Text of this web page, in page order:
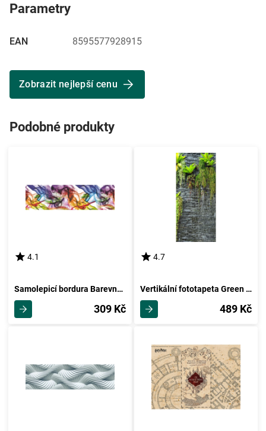
Parametry
EAN 8595577928915
Zobrazit nejlepší cenu
Podobné produkty
4.1
Samolepicí bordura Barevný kouř, 500 x 14 cm
309 Kč
4.7
Vertikální fototapeta Green in the wall, 90 x 202 cm
489 Kč